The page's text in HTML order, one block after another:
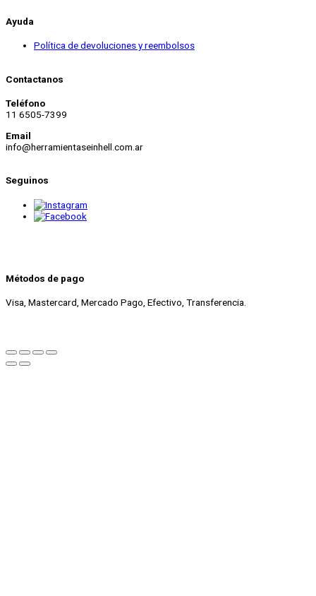
Ayuda
Política de devoluciones y reembolsos
Contactanos
Teléfono
11 6505-7399
Email
info@herramientaseinhell.com.ar
Seguinos
Métodos de pago
Visa, Mastercard, Mercado Pago, Efectivo, Transferencia.